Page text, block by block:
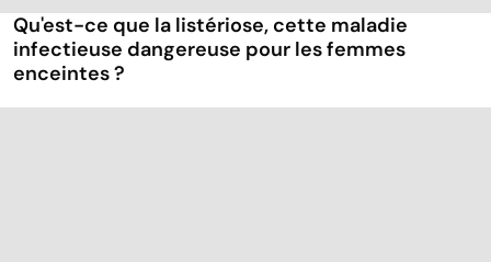
Qu'est-ce que la listériose, cette maladie
infectieuse dangereuse pour les femmes
enceintes ?